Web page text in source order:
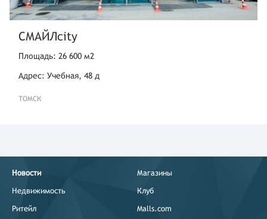
СМАЙЛcity
Площадь: 26 600 м2
Адрес: Учебная, 48 д
ТОМСК
Новости
Недвижимость
Ритейл
Магазины
Клуб
Malls.com